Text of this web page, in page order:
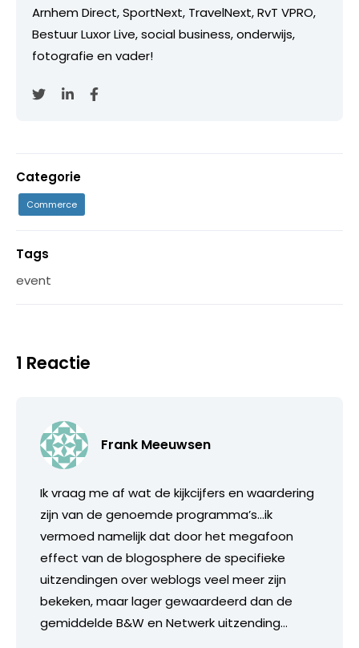
Arnhem Direct, SportNext, TravelNext, RvT VPRO,
Bestuur Luxor Live, social business, onderwijs,
fotografie en vader!
Categorie
Commerce
Tags
event
1 Reactie
Frank Meeuwsen
Ik vraag me af wat de kijkcijfers en waardering
zijn van de genoemde programma’s…ik
vermoed namelijk dat door het megafoon
effect van de blogosphere de specifieke
uitzendingen over weblogs veel meer zijn
bekeken, maar lager gewaardeerd dan de
gemiddelde B&W en Netwerk uitzending…